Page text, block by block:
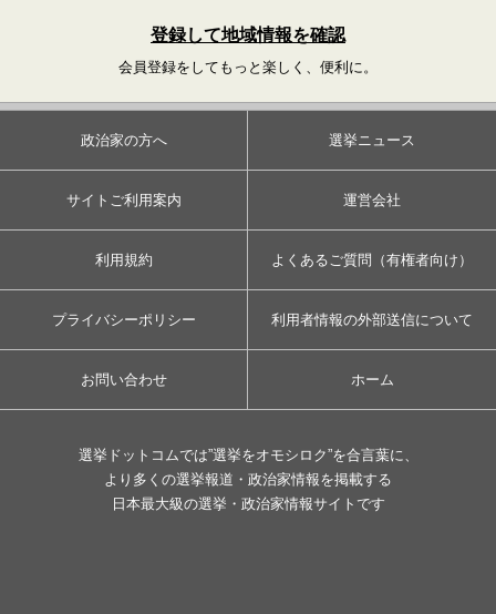
登録して地域情報を確認
会員登録をしてもっと楽しく、便利に。
政治家の方へ 選挙ニュース
サイトご利用案内 運営会社
利用規約 よくあるご質問（有権者向け）
プライバシーポリシー 利用者情報の外部送信について
お問い合わせ ホーム
選挙ドットコムでは”選挙をオモシロク”を合言葉に、
より多くの選挙報道・政治家情報を掲載する
日本最大級の選挙・政治家情報サイトです